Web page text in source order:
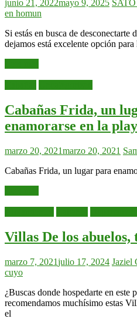
junio 21, 2022mayo 9, 2025 SATO
en homun
Si estás en busca de
dejamos está excelente opción para
Cabañas Frida, un
enamorarse en la
marzo 20, 2021marzo 20, 2021
Cabañas Frida, un lugar para
Villas De los abuelos,
marzo 7, 2021julio 17, 2024 Jaziel
cuyo
¿Buscas donde hospedarte en
recomendamos muchísimo estas
el